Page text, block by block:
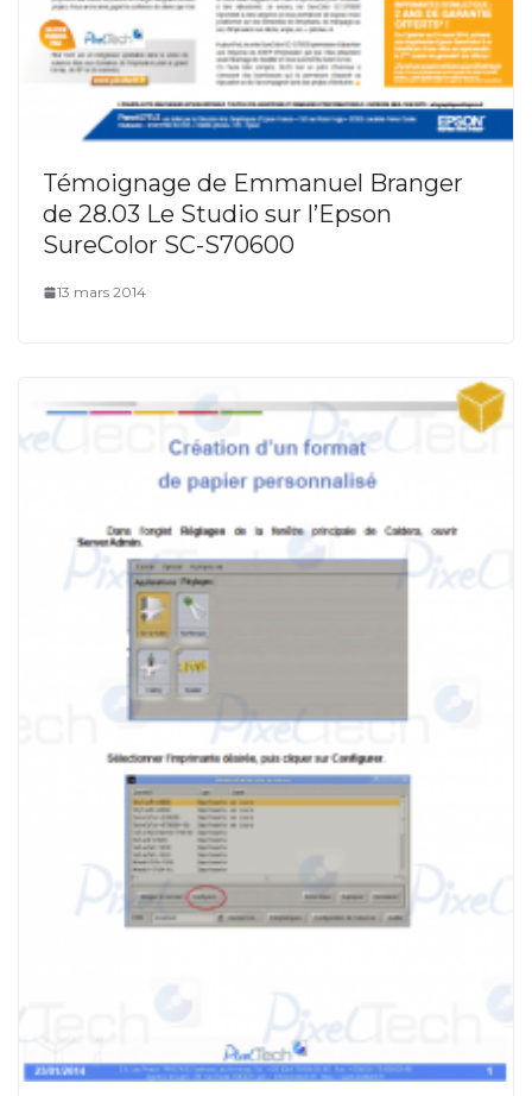
Témoignage de Emmanuel Branger
de 28.03 Le Studio sur l’Epson
SureColor SC-S70600
13 mars 2014